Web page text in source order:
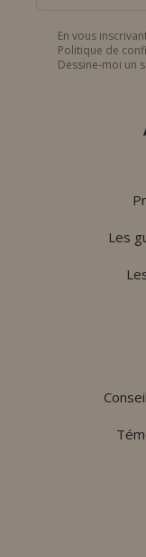
En vous
Politique de
Dessine-moi un
Les